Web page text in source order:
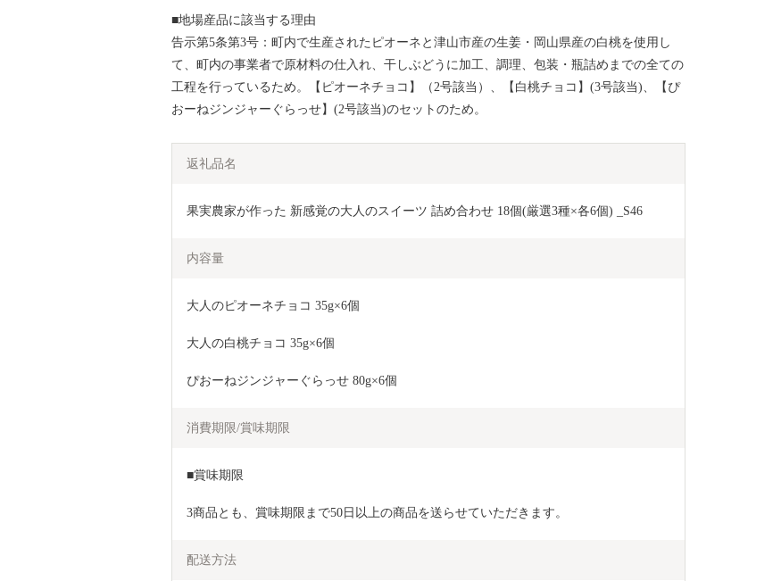
■地場産品に該当する理由
告示第5条第3号：町内で生産されたピオーネと津山市産の生姜・岡山県産の白桃を使用し
て、町内の事業者で原材料の仕入れ、干しぶどうに加工、調理、包装・瓶詰めまでの全ての
工程を行っているため。【ピオーネチョコ】（2号該当）、【白桃チョコ】(3号該当)、【ぴ
おーねジンジャーぐらっせ】(2号該当)のセットのため。
返礼品名
果実農家が作った 新感覚の大人のスイーツ 詰め合わせ 18個(厳選3種×各6個) _S46
内容量
大人のピオーネチョコ 35g×6個
大人の白桃チョコ 35g×6個
ぴおーねジンジャーぐらっせ 80g×6個
消費期限/賞味期限
■賞味期限
3商品とも、賞味期限まで50日以上の商品を送らせていただきます。
配送方法